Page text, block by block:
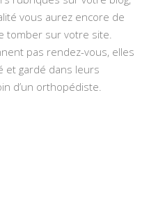
vous aurez encore de
tomber sur votre site.
pas rendez-vous, elles
et gardé dans leurs
d’un orthopédiste.